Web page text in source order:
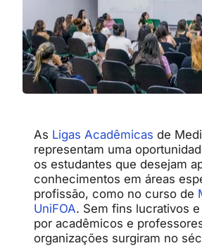
As Ligas Acadêmicas de
representam uma
os estudantes que desejam
conhecimentos em áreas
profissão, como no curso de
UniFOA. Sem fins lucrativos
por acadêmicos e
organizações surgiram no